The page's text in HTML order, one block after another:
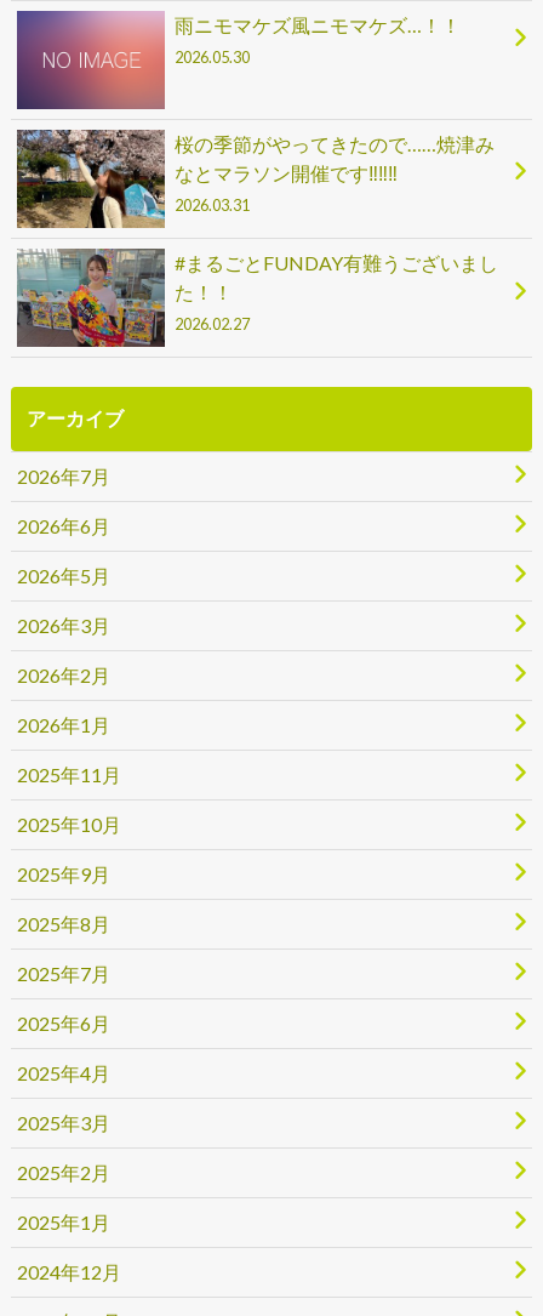
雨ニモマケズ風ニモマケズ…！！
2026.05.30
桜の季節がやってきたので……焼津み
なとマラソン開催です‼‼‼
2026.03.31
#まるごとFUNDAY有難うございまし
た！！
2026.02.27
アーカイブ
2026年7月
2026年6月
2026年5月
2026年3月
2026年2月
2026年1月
2025年11月
2025年10月
2025年9月
2025年8月
2025年7月
2025年6月
2025年4月
2025年3月
2025年2月
2025年1月
2024年12月